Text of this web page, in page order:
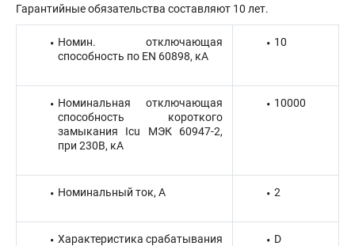
Гарантийные обязательства составляют 10 лет.
Номин. отключающая
способность по EN 60898, кА
10
Номинальная отключающая
способность короткого
замыкания Icu МЭК 60947-2,
при 230В, кА
10000
Номинальный ток, А 2
Характеристика срабатывания
D